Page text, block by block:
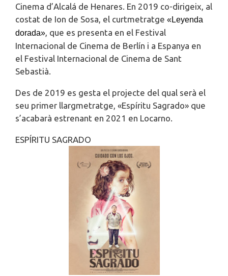
Cinema d’Alcalá de Henares. En 2019 co-dirigeix, al
costat de Ion de Sosa, el curtmetratge «Leyenda
dorada» , que es presenta en el Festival
Internacional de Cinema de Berlín i a Espanya en
el Festival Internacional de Cinema de Sant
Sebastià.
Des de 2019 es gesta el projecte del qual serà el
seu primer llargmetratge, «Espíritu Sagrado» que
s’acabarà estrenant en 2021 en Locarno.
ESPÍRITU SAGRADO